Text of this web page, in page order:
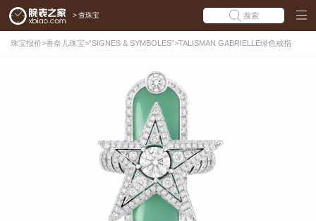
> 查珠宝 搜索
珠宝报价>香奈儿珠宝>“SIGNES & SYMBOLES”>TALISMAN GABRIELLE绿色戒指